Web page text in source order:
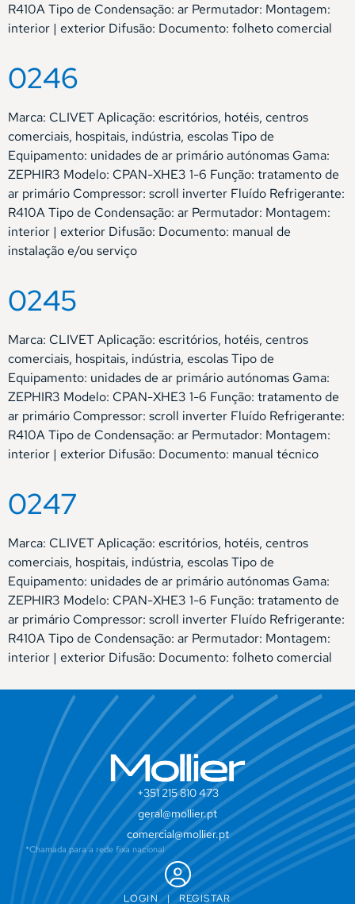
R410A Tipo de Condensação: ar Permutador: Montagem:
interior | exterior Difusão: Documento: folheto comercial
0246
Marca: CLIVET Aplicação: escritórios, hotéis, centros
comerciais, hospitais, indústria, escolas Tipo de
Equipamento: unidades de ar primário autónomas Gama:
ZEPHIR3 Modelo: CPAN-XHE3 1-6 Função: tratamento de
ar primário Compressor: scroll inverter Fluído Refrigerante:
R410A Tipo de Condensação: ar Permutador: Montagem:
interior | exterior Difusão: Documento: manual de
instalação e/ou serviço
0245
Marca: CLIVET Aplicação: escritórios, hotéis, centros
comerciais, hospitais, indústria, escolas Tipo de
Equipamento: unidades de ar primário autónomas Gama:
ZEPHIR3 Modelo: CPAN-XHE3 1-6 Função: tratamento de
ar primário Compressor: scroll inverter Fluído Refrigerante:
R410A Tipo de Condensação: ar Permutador: Montagem:
interior | exterior Difusão: Documento: manual técnico
0247
Marca: CLIVET Aplicação: escritórios, hotéis, centros
comerciais, hospitais, indústria, escolas Tipo de
Equipamento: unidades de ar primário autónomas Gama:
ZEPHIR3 Modelo: CPAN-XHE3 1-6 Função: tratamento de
ar primário Compressor: scroll inverter Fluído Refrigerante:
R410A Tipo de Condensação: ar Permutador: Montagem:
interior | exterior Difusão: Documento: folheto comercial
+351 215 810 473
geral@mollier.pt
comercial@mollier.pt
*Chamada para a rede fixa nacional
LOGIN | REGISTAR